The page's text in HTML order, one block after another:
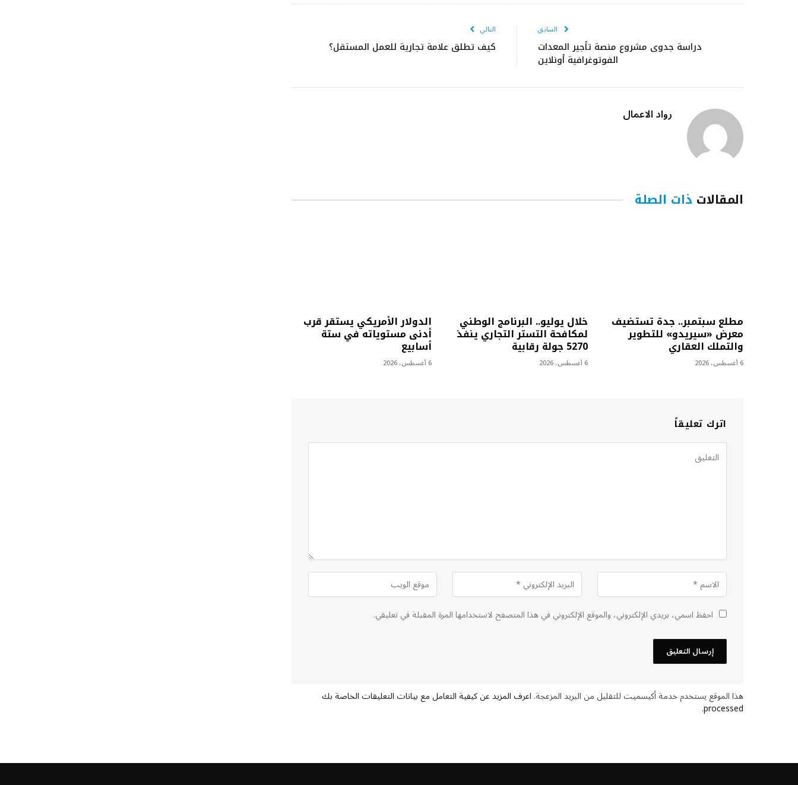
السابق
دراسة جدوى مشروع منصة تأجير المعدات
الفوتوغرافية أونلاين
التالي
كيف تطلق علامة تجارية للعمل المستقل؟
رواد الاعمال
المقالات ذات الصلة
مطلع سبتمبر.. جدة تستضيف
معرض «سيريدو» للتطوير
والتملك العقاري
6 أغسطس، 2026
خلال يوليو.. البرنامج الوطني
لمكافحة التستر التجاري ينفذ
5270 جولة رقابية
6 أغسطس، 2026
الدولار الأمريكي يستقر قرب
أدنى مستوياته في ستة
أسابيع
6 أغسطس، 2026
اترك تعليقاً
احفظ اسمي، بريدي الإلكتروني، والموقع الإلكتروني في هذا المتصفح لاستخدامها المرة المقبلة في تعليقي.
هذا الموقع يستخدم خدمة أكيسميت للتقليل من البريد المزعجة.اعرف المزيد عن كيفية التعامل مع بيانات التعليقات الخاصة بك
processed
.